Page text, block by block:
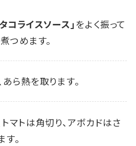
タコライスソース」をよく振って
つめます。
ら熱を取ります。
マトは角切り、アボカドはさ
。